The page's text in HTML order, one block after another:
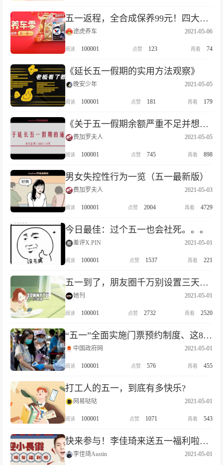
五一返程，全合成保养99元！四大品牌买1送1，买就送油卡！
途虎养车 2021-05-06
100001 123 74
《延长五一假期的实用方法观察》
晚安少年 2021-05-05
100001 181 179
《关于五一假期余额严重不足并想延长的通知》
费加罗夫人 2021-05-05
100001 745 898
男女失控性行为一览（五一最新版）
费加罗夫人 2021-05-03
100001 2004 4729
今日最佳：过个五一也会社死。。。
差评X.PIN 2021-05-01
100001 1537 221
五一到了，朋友圈千万别设置三天可见！
她刊 2021-05-01
100001 2732 2520
“五一”全面实施门票预约制度、这82家非法社会组织已被取缔……本周提醒件件重要！
中国政府网 2021-05-01
100001 576 455
打工人的五一，到底有多快乐?
网易哒哒 2021-05-01
100001 1071 543
快来参与！李佳琦来送五一福利啦！价值千元面膜大礼包送送送！
李佳琦Austin 2021-05-01